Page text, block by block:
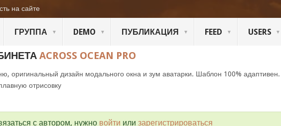
ГРУППА DEMO ПУБЛИКАЦИЯ FEED USERS
ACROSS OCEAN PRO
оригинальный дизайн модального окна и зум аватарки. Шаблон 100%
отрисовку
с автором, нужно войти или зарегистрироваться
на сайте